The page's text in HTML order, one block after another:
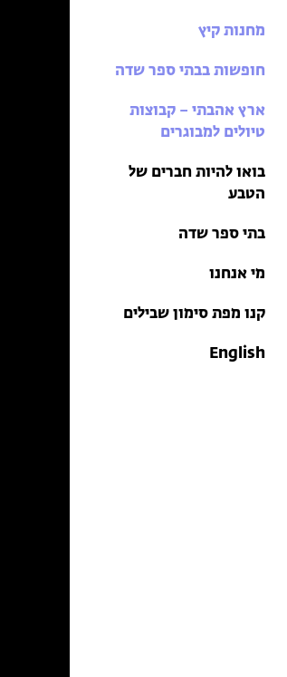
מחנות קיץ
מחנות קיץ
חופשות בבתי ספר שדה
ארץ אהבתי – קבוצות
טיולים למבוגרים
בואו להיות חברים של
הטבע
בתי ספר שדה
מי אנחנו
קנו מפת סימון שבילים
English